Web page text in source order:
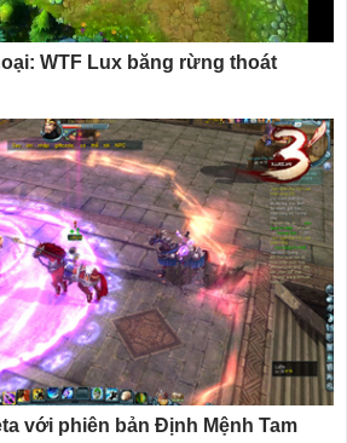
WTF Lux băng rừng thoát
với phiên bản Định Mệnh Tam